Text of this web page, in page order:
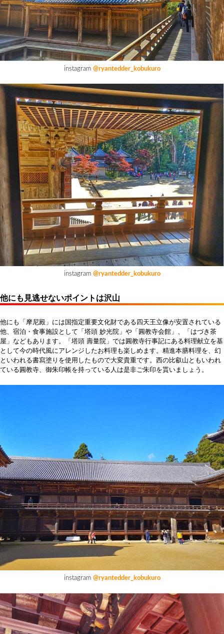
instagram @ryantedder_kobukuro
instagram @ryantedder_kobukuro
他にも見逃せないポイントは沢山
他にも「摩尼殿」には国指定重要文化財である四天王立像が安置されている
他、宿泊・食事施設として「塔頭 妙光院」や「圓教寺会館」、「はづき茶
屋」などもあります。「塔頭 壽量院」では圓教寺行事記にある料理献立を基
として今の時代風にアレンジしたお料理も楽しめます。精進本膳料理を、幻
といわれる書寫塗りを使用したもので大変貴重です。西の比叡山ともいわれ
ている圓教寺、御朱印帳を持っている人は是非ご朱印を貰いましょう。
instagram @ryantedder_kobukuro